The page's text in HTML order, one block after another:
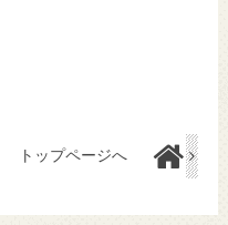
トップページへ